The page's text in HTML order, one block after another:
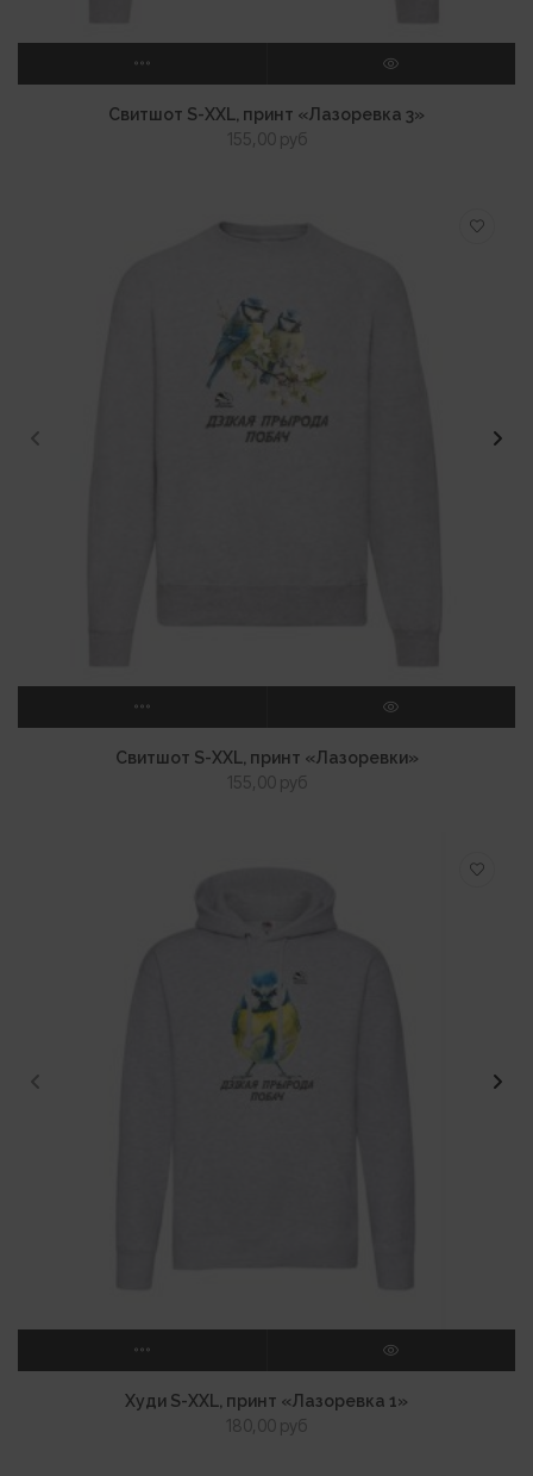
ВЫБЕРИТЕ ПАРАМЕТРЫ
Свитшот S-XXL, принт «Лазоревка 3»
155,00 руб
ВЫБЕРИТЕ ПАРАМЕТРЫ
Свитшот S-XXL, принт «Лазоревки»
155,00 руб
ВЫБЕРИТЕ ПАРАМЕТРЫ
Худи S-XXL, принт «Лазоревка 1»
180,00 руб